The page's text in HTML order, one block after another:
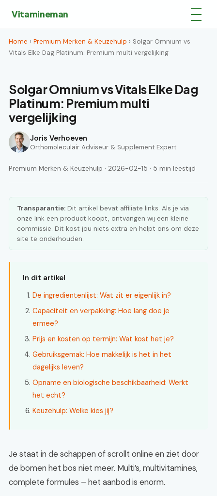
Vitamineman
Home › Premium Merken & Keuzehulp › Solgar Omnium vs
Vitals Elke Dag Platinum: Premium multi vergelijking
Solgar Omnium vs Vitals Elke Dag
Platinum: Premium multi
vergelijking
Joris Verhoeven
Orthomoleculair Adviseur & Supplement Expert
Premium Merken & Keuzehulp · 2026-02-15 · 5 min leestijd
Transparantie: Dit artikel bevat affiliate links. Als je via
onze link een product koopt, ontvangen wij een kleine
commissie. Dit kost jou niets extra en helpt ons om deze
site te onderhouden.
In dit artikel
De ingrediëntenlijst: Wat zit er eigenlijk in?
Capaciteit en verpakking: Hoe lang doe je
ermee?
Prijs en kosten op termijn: Wat kost het je?
Gebruiksgemak: Hoe makkelijk is het in het
dagelijks leven?
Opname en biologische beschikbaarheid: Werkt
het echt?
Keuzehulp: Welke kies jij?
Je staat in de schappen of scrollt online en ziet door
de bomen het bos niet meer. Multi’s, multivitamines,
complete formules – het aanbod is enorm.